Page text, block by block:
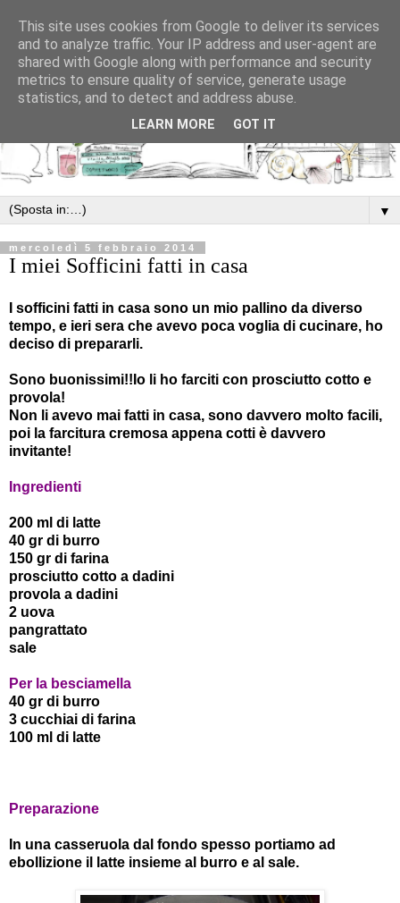
▼
mercoledì 5 febbraio 2014
I miei Sofficini fatti in casa
I sofficini fatti in casa sono un mio pallino da diverso
tempo, e ieri sera che avevo poca voglia di cucinare, ho
deciso di prepararli.
Sono buonissimi!!Io li ho farciti con prosciutto cotto e
provola!
Non li avevo mai fatti in casa, sono davvero molto facili,
poi la farcitura cremosa appena cotti è davvero
invitante!
Ingredienti
200 ml di latte
40 gr di burro
150 gr di farina
prosciutto cotto a dadini
provola a dadini
2 uova
pangrattato
sale
Per la besciamella
40 gr di burro
3 cucchiai di farina
100 ml di latte
Preparazione
In una casseruola dal fondo spesso portiamo ad
ebollizione il latte insieme al burro e al sale.
This site uses cookies from Google to deliver its services
and to analyze traffic. Your IP address and user-agent are
shared with Google along with performance and security
metrics to ensure quality of service, generate usage
statistics, and to detect and address abuse.
LEARN MORE GOT IT